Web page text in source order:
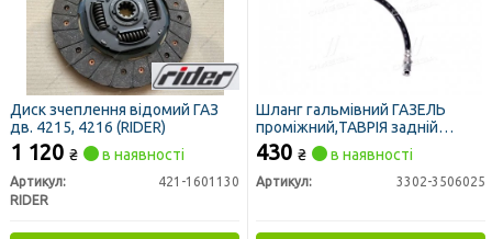
Диск зчеплення відомий ГАЗ
дв. 4215, 4216 (RIDER)
1 120 ₴ в наявності
Артикул:
421-1601130
RIDER
Шланг гальмівний ГАЗЕЛЬ
проміжний,ТАВРІЯ задній
ПРЕМІУМ (ЄВРО обтиск, L=320
мм, штуцер-штуцер)
430 ₴ в наявності
Артикул: 3302-3506025